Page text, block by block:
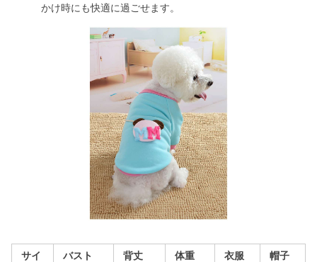
かけ時にも快適に過ごせます。
サイ
バスト
背丈
体重
衣服
帽子